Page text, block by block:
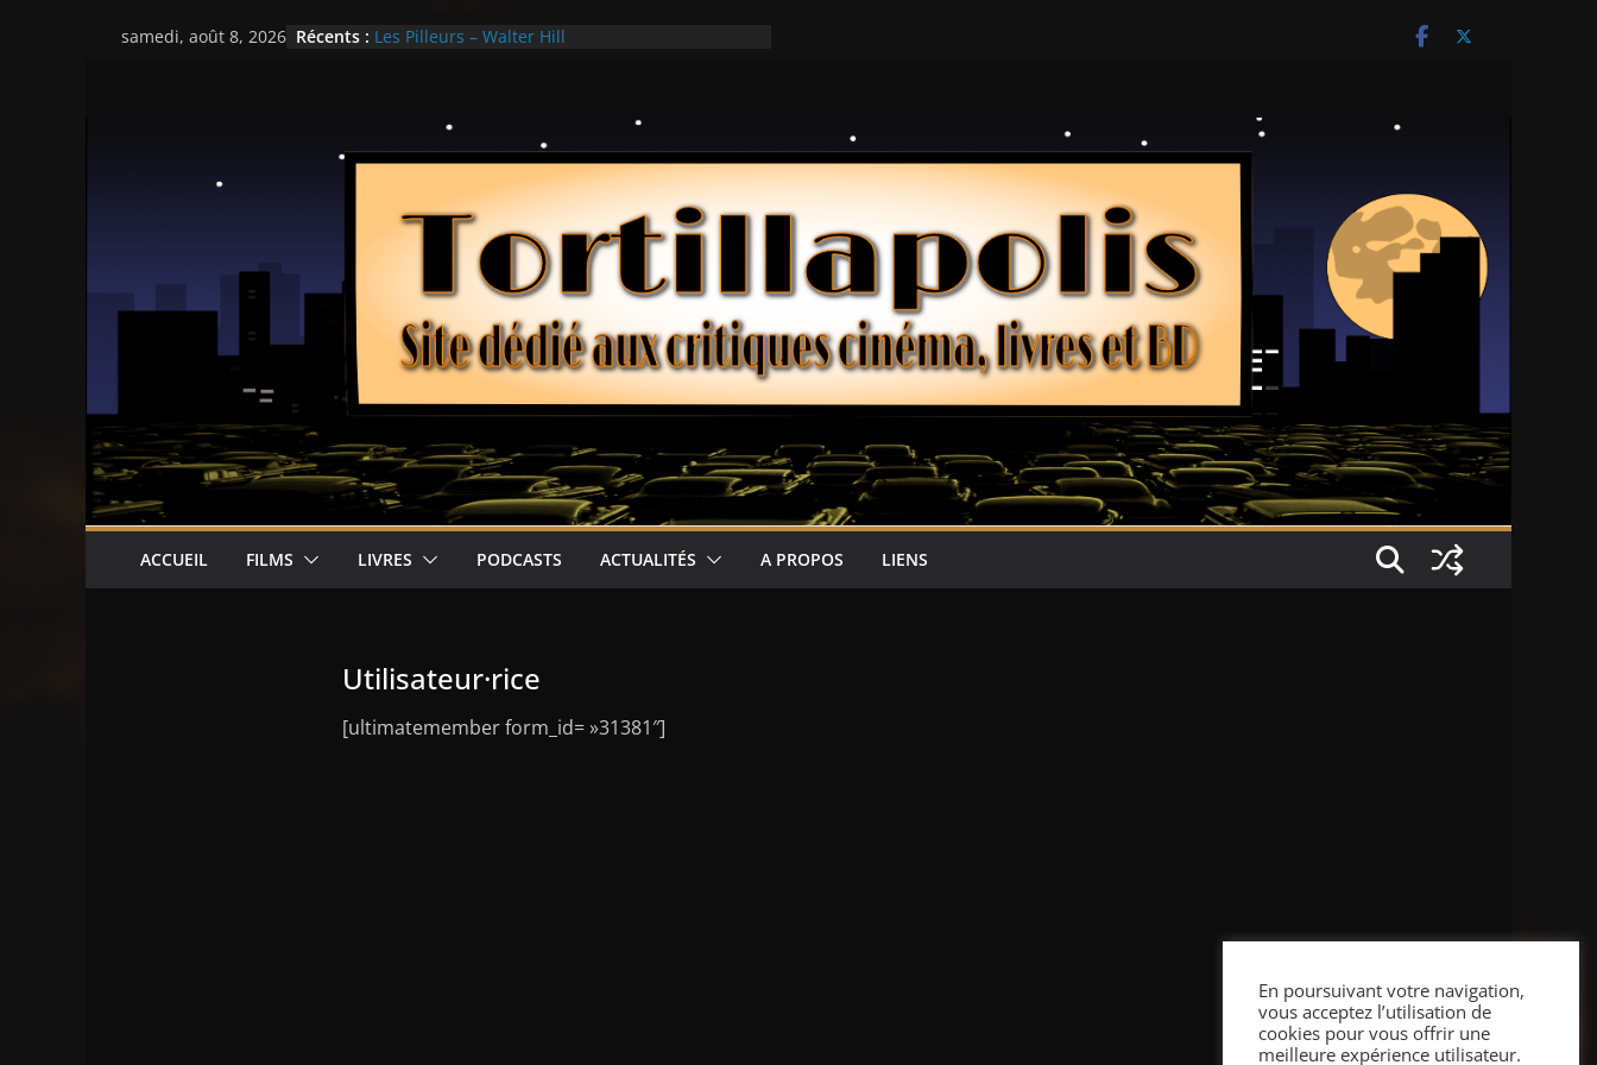
Passersamedi, août 8, 2026 Récents : Les Pilleurs – Walter Hill
Ça chauffe au lycée Ridgemont – Amy Heckerling
ACCUEIL FILMS LIVRES PODCASTS ACTUALITÉS A PROPOS LIENS
Utilisateur·rice
[ultimatemember form_id= »31381″]
En poursuivant votre navigation,
vous acceptez l’utilisation de
cookies pour vous offrir une
meilleure expérience utilisateur.